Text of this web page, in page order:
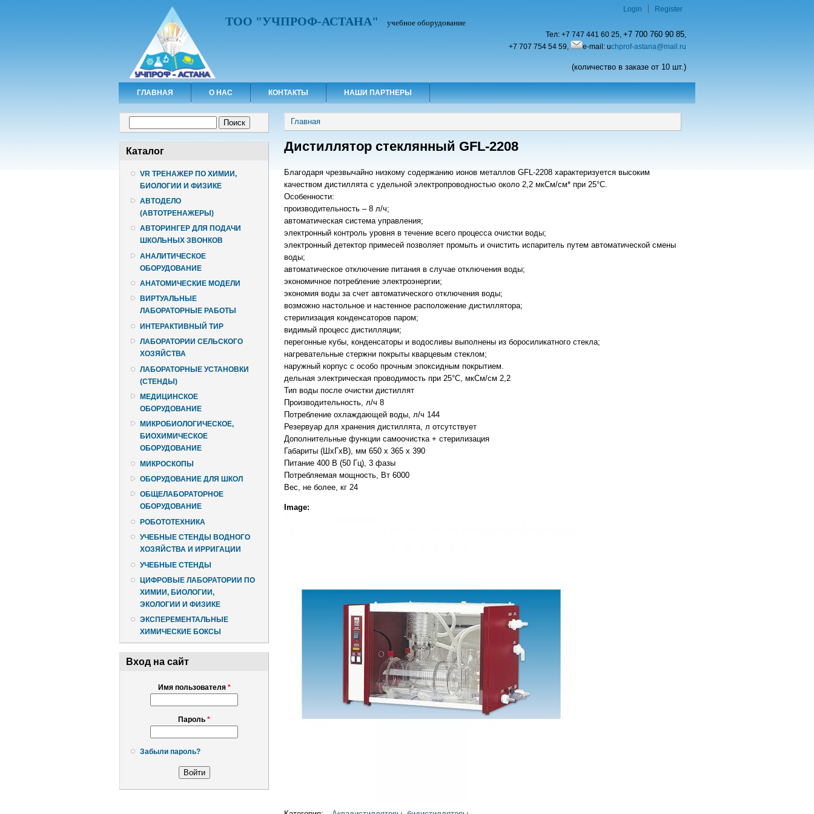
ТОО "УЧПРОФ-АСТАНА" учебное оборудование
Тел: +7 747 441 60 25, +7 700 760 90 85,
+7 707 754 54 59,
e-mail: uchprof-astana@mail.ru
(количество в заказе от 10 шт.)
Login Register
ГЛАВНАЯ О НАС КОНТАКТЫ НАШИ ПАРТНЕРЫ
Каталог
VR ТРЕНАЖЕР ПО ХИМИИ,
БИОЛОГИИ И ФИЗИКЕ
АВТОДЕЛО
(АВТОТРЕНАЖЕРЫ)
АВТОРИНГЕР ДЛЯ ПОДАЧИ
ШКОЛЬНЫХ ЗВОНКОВ
АНАЛИТИЧЕСКОЕ
ОБОРУДОВАНИЕ
АНАТОМИЧЕСКИЕ МОДЕЛИ
ВИРТУАЛЬНЫЕ
ЛАБОРАТОРНЫЕ РАБОТЫ
ИНТЕРАКТИВНЫЙ ТИР
ЛАБОРАТОРИИ СЕЛЬСКОГО
ХОЗЯЙСТВА
ЛАБОРАТОРНЫЕ УСТАНОВКИ
(СТЕНДЫ)
МЕДИЦИНСКОЕ
ОБОРУДОВАНИЕ
МИКРОБИОЛОГИЧЕСКОЕ,
БИОХИМИЧЕСКОЕ
ОБОРУДОВАНИЕ
МИКРОСКОПЫ
ОБОРУДОВАНИЕ ДЛЯ ШКОЛ
ОБЩЕЛАБОРАТОРНОЕ
ОБОРУДОВАНИЕ
РОБОТОТЕХНИКА
УЧЕБНЫЕ СТЕНДЫ ВОДНОГО
ХОЗЯЙСТВА И ИРРИГАЦИИ
УЧЕБНЫЕ СТЕНДЫ
ЦИФРОВЫЕ ЛАБОРАТОРИИ ПО
ХИМИИ, БИОЛОГИИ,
ЭКОЛОГИИ И ФИЗИКЕ
ЭКСПЕРЕМЕНТАЛЬНЫЕ
ХИМИЧЕСКИЕ БОКСЫ
Вход на сайт
Имя пользователя *
Пароль *
Забыли пароль?
Вы здесь
Главная
Дистиллятор стеклянный GFL-2208
Благодаря чрезвычайно низкому содержанию ионов металлов GFL-2208 характеризуется высоким
качеством дистиллята с удельной электропроводностью около 2,2 мкСм/см* при 25°C.
Особенности:
производительность – 8 л/ч;
автоматическая система управления;
электронный контроль уровня в течение всего процесса очистки воды;
электронный детектор примесей позволяет промыть и очистить испаритель путем автоматической смены
воды;
автоматическое отключение питания в случае отключения воды;
экономичное потребление электроэнергии;
экономия воды за счет автоматического отключения воды;
возможно настольное и настенное расположение дистиллятора;
стерилизация конденсаторов паром;
видимый процесс дистилляции;
перегонные кубы, конденсаторы и водосливы выполнены из боросиликатного стекла;
нагревательные стержни покрыты кварцевым стеклом;
наружный корпус с особо прочным эпоксидным покрытием.
дельная электрическая проводимость при 25°C, мкСм/см 2,2
Тип воды после очистки дистиллят
Производительность, л/ч 8
Потребление охлаждающей воды, л/ч 144
Резервуар для хранения дистиллята, л отсутствует
Дополнительные функции самоочистка + стерилизация
Габариты (ШxГxВ), мм 650 x 365 x 390
Питание 400 В (50 Гц), 3 фазы
Потребляемая мощность, Вт 6000
Вес, не более, кг 24
Image: